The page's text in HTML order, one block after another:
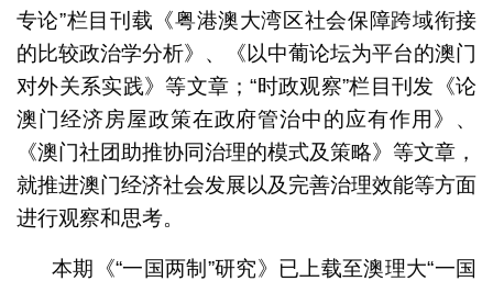
专论”栏目刊载《粤港澳大湾区社会保障跨域衔接
的比较政治学分析》、《以中葡论坛为平台的澳门
对外关系实践》等文章；“时政观察”栏目刊发《论
澳门经济房屋政策在政府管治中的应有作用》、
《澳门社团助推协同治理的模式及策略》等文章，
就推进澳门经济社会发展以及完善治理效能等方面
进行观察和思考。
本期《“一国两制”研究》已上载至澳理大“一国